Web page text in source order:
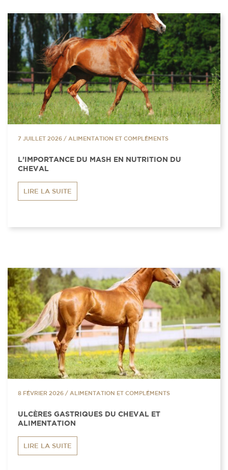
7 JUILLET 2026 / ALIMENTATION ET COMPLÉMENTS
L’IMPORTANCE DU MASH EN NUTRITION DU
CHEVAL
LIRE LA SUITE
8 FÉVRIER 2026 / ALIMENTATION ET COMPLÉMENTS
ULCÈRES GASTRIQUES DU CHEVAL ET
ALIMENTATION
LIRE LA SUITE